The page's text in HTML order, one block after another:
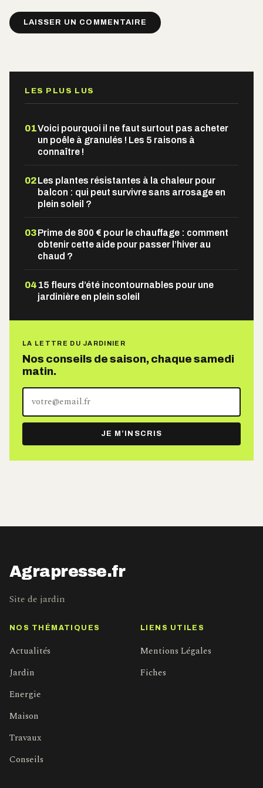
LES PLUS LUS
01Voici pourquoi il ne faut surtout pas acheter
un poêle à granulés ! Les 5 raisons à
connaître !
02Les plantes résistantes à la chaleur pour
balcon : qui peut survivre sans arrosage en
plein soleil ?
03Prime de 800 € pour le chauffage : comment
obtenir cette aide pour passer l’hiver au
chaud ?
04 15 fleurs d’été incontournables pour une
jardinière en plein soleil
LA LETTRE DU JARDINIER
Nos conseils de saison, chaque samedi
matin.
Votre
adresse
e-
mail
JE M’INSCRIS
Agrapresse.fr
Site de jardin
NOS THÉMATIQUES
Actualités
Jardin
Energie
Maison
Travaux
Conseils
LIENS UTILES
Mentions Légales
Fiches